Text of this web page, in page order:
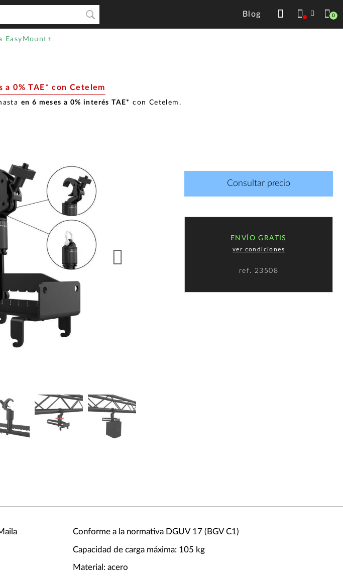
Blog 0
EasyMount+
a 0% TAE* con Cetelem
en 6 meses a 0% interés TAE* con Cetelem.
Consultar precio
ENVÍO GRATIS
ver condiciones
ref. 23508
Conforme a la normativa DGUV 17 (BGV C1)
Capacidad de carga máxima: 105 kg
Material: acero